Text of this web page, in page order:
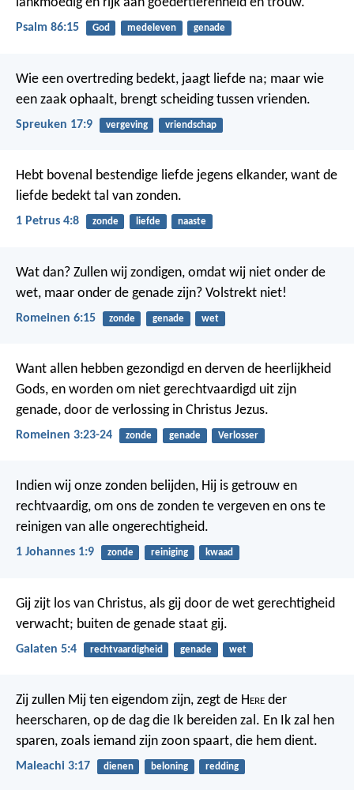
lankmoedig en rijk aan goedertierenheid en trouw.
Psalm 86:15 God medeleven genade
Wie een overtreding bedekt, jaagt liefde na; maar wie
een zaak ophaalt, brengt scheiding tussen vrienden.
Spreuken 17:9 vergeving vriendschap
Hebt bovenal bestendige liefde jegens elkander, want de
liefde bedekt tal van zonden.
1 Petrus 4:8 zonde liefde naaste
Wat dan? Zullen wij zondigen, omdat wij niet onder de
wet, maar onder de genade zijn? Volstrekt niet!
Romeinen 6:15 zonde genade wet
Want allen hebben gezondigd en derven de heerlijkheid
Gods, en worden om niet gerechtvaardigd uit zijn
genade, door de verlossing in Christus Jezus.
Romeinen 3:23-24 zonde genade Verlosser
Indien wij onze zonden belijden, Hij is getrouw en
rechtvaardig, om ons de zonden te vergeven en ons te
reinigen van alle ongerechtigheid.
1 Johannes 1:9 zonde reiniging kwaad
Gij zijt los van Christus, als gij door de wet gerechtigheid
verwacht; buiten de genade staat gij.
Galaten 5:4 rechtvaardigheid genade wet
Zij zullen Mij ten eigendom zijn, zegt de Here der
heerscharen, op de dag die Ik bereiden zal. En Ik zal hen
sparen, zoals iemand zijn zoon spaart, die hem dient.
Maleachi 3:17 dienen beloning redding